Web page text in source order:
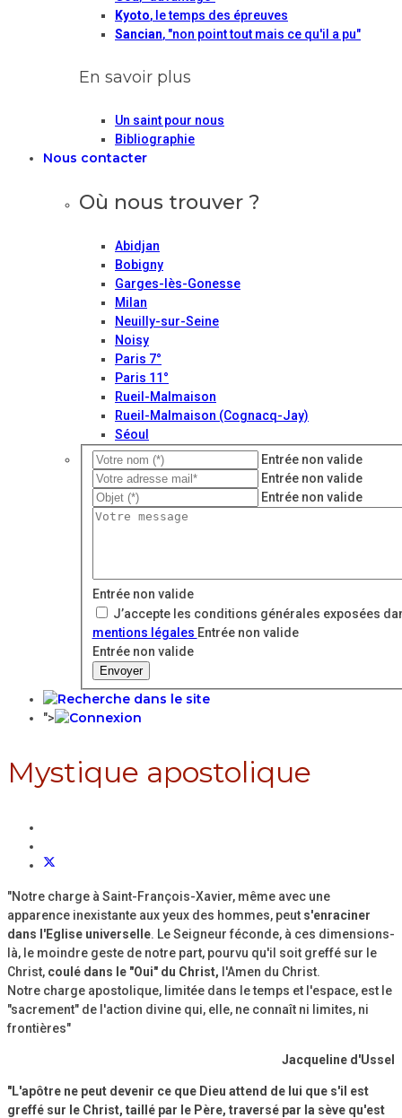
Kyoto, le temps des épreuves
Sancian, "non point tout mais ce qu'il a pu"
En savoir plus
Un saint pour nous
Bibliographie
Nous contacter
Où nous trouver ?
Abidjan
Bobigny
Garges-lès-Gonesse
Milan
Neuilly-sur-Seine
Noisy
Paris 7°
Paris 11°
Rueil-Malmaison
Rueil-Malmaison (Cognacq-Jay)
Séoul
Entrée non valide
Entrée non valide
Entrée non valide
Entrée non valide
J’accepte les conditions générales exposées
mentions légales Entrée non valide
Entrée non valide
Envoyer
">
Mystique apostolique
"Notre charge à Saint-François-Xavier, même avec une
apparence inexistante aux yeux des hommes, peut s'enraciner
dans l'Eglise universelle. Le Seigneur féconde, à ces dimensions-
là, le moindre geste de notre part, pourvu qu'il soit greffé sur le
Christ, coulé dans le "Oui" du Christ, l'Amen du Christ.
Notre charge apostolique, limitée dans le temps et l'espace, est le
"sacrement" de l'action divine qui, elle, ne connaît ni limites, ni
frontières"
Jacqueline d'Ussel
"L'apôtre ne peut devenir ce que Dieu attend de lui que s'il est
greffé sur le Christ, taillé par le Père, traversé par la sève qu'est